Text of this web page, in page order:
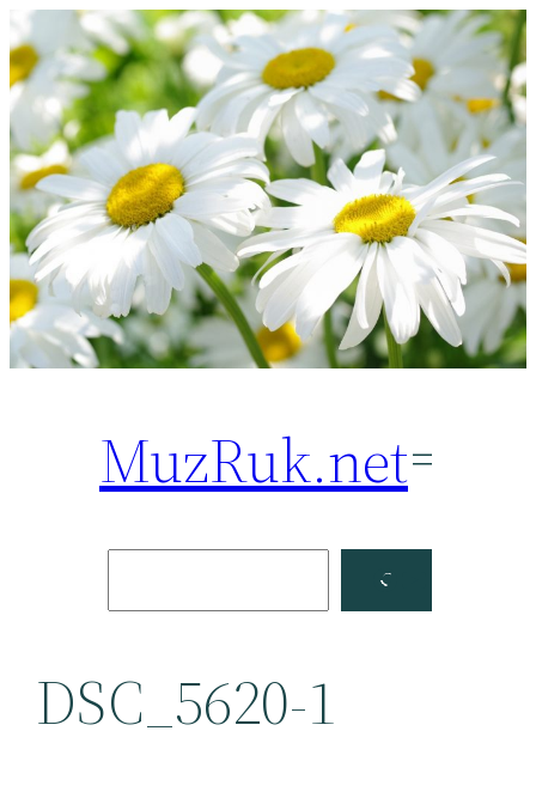
Перейти
к
содержимому
MuzRuk.net
Facebook
DSC_5620-1